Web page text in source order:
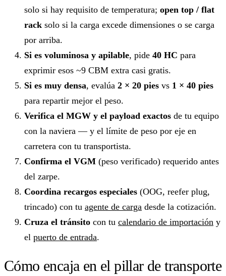
solo si hay requisito de temperatura; open top / flat
rack solo si la carga excede dimensiones o se carga
por arriba.
Si es voluminosa y apilable, pide 40 HC para
exprimir esos ~9 CBM extra casi gratis.
Si es muy densa, evalúa 2 × 20 pies vs 1 × 40 pies
para repartir mejor el peso.
Verifica el MGW y el payload exactos de tu equipo
con la naviera — y el límite de peso por eje en
carretera con tu transportista.
Confirma el VGM (peso verificado) requerido antes
del zarpe.
Coordina recargos especiales (OOG, reefer plug,
trincado) con tu agente de carga desde la cotización.
Cruza el tránsito con tu calendario de importación y
el puerto de entrada.
Cómo encaja en el pillar de transporte